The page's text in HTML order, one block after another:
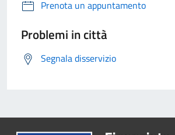
Prenota un appuntamento
Problemi in città
Segnala disservizio